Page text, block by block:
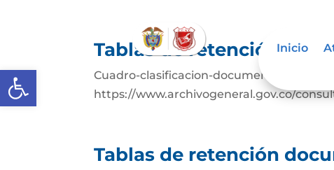
Abrir barra de herramientas
Inicio
Tablas de retención
Cuadro-clasificacion-documental
https://www.archivogeneral.gov.co/
Tablas de retención